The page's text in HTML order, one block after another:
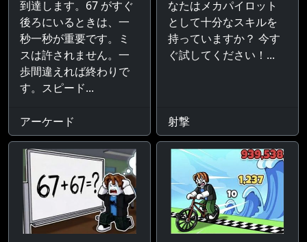
到達します。67 がすぐ
後ろにいるときは、一
秒一秒が重要です。ミ
スは許されません。一
歩間違えれば終わりで
す。スピード...
アーケード
なたはメカパイロット
として十分なスキルを
持っていますか？ 今す
ぐ試してください！...
射撃